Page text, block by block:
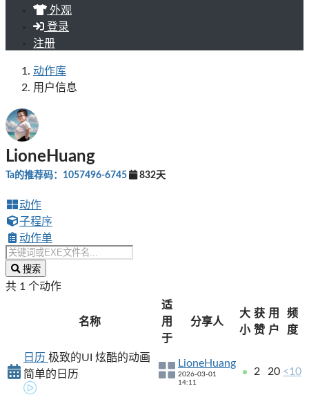
外观
登录
注册
动作库
用户信息
LioneHuang
Ta的推荐码：1057496-6745 832天
动作
子程序
动作单
搜索
共 1 个动作
名称
适
用
于
分享人
大
小
获
赞
用
户
频
度
日历 极致的UI 炫酷的动画
简单的日历
LioneHuang
2026-03-01
14:11
2 20 <10